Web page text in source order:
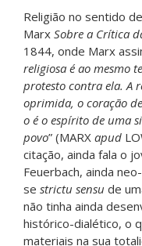
Religião no sentido
Marx Sobre a Crítica
1844, onde Marx
religiosa é ao mesmo
protesto contra ela. A
oprimida, o coração
o é o espírito de uma
povo” (MARX apud
citação, ainda fala o
Feuerbach, ainda
se strictu sensu de
não tinha ainda
histórico-dialético, o
materiais na sua